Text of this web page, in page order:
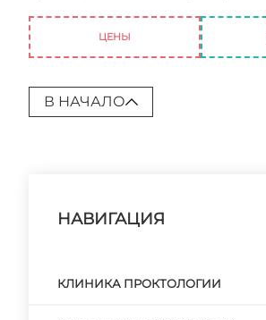
ЦЕНЫ
В НАЧАЛО
НАВИГАЦИЯ
КЛИНИКА ПРОКТОЛОГИИ